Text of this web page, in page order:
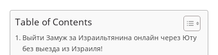
Table of Contents
Выйти Замуж за Израильтянина онлайн через Юту
без выезда из Израиля!